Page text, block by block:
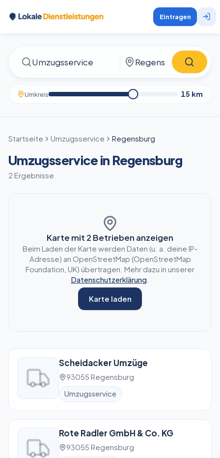
Eintragen
Umkreis 15 km
Startseite Umzugsservice Regensburg
Umzugsservice in Regensburg
2 Ergebnisse
Karte mit 2 Betrieben anzeigen
Beim Laden der Karte werden Daten (u. a. deine IP-
Adresse) an OpenStreetMap (OpenStreetMap
Foundation, UK) übertragen. Mehr dazu in unserer
Datenschutzerklärung
Karte laden
Scheidacker Umzüge
93055 Regensburg
Umzugsservice
Rote Radler GmbH & Co. KG
93055 Regensburg